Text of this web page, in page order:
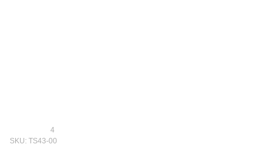
4
SKU: TS43-00